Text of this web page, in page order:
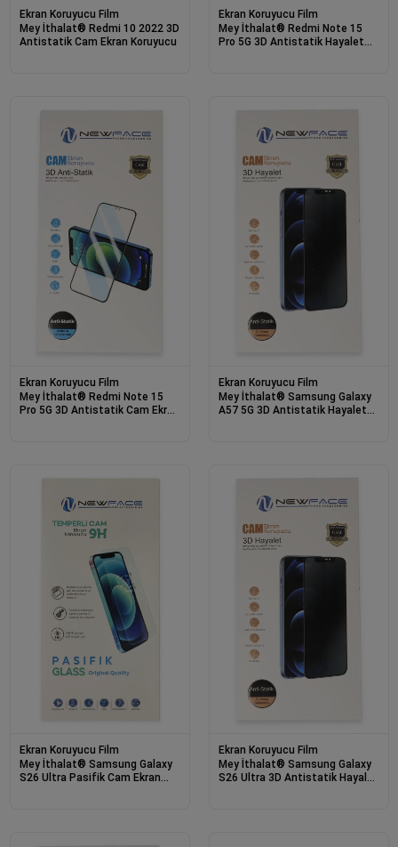
Ekran Koruyucu Film
Mey İthalat® Redmi 10 2022 3D
Antistatik Cam Ekran Koruyucu
Ekran Koruyucu Film
Mey İthalat® Redmi Note 15
Pro 5G 3D Antistatik Hayalet
Ekran Koruyucu Film
Mey İthalat® Redmi Note 15
Pro 5G 3D Antistatik Cam Ekran
Ekran Koruyucu Film
Mey İthalat® Samsung Galaxy
A57 5G 3D Antistatik Hayalet
Ekran Koruyucu Film
Mey İthalat® Samsung Galaxy
S26 Ultra Pasifik Cam Ekran
Ekran Koruyucu Film
Mey İthalat® Samsung Galaxy
S26 Ultra 3D Antistatik Hayalet